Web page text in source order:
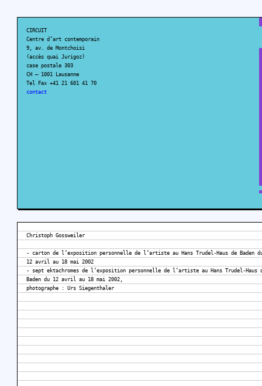
CIRCUIT
Centre d’art contemporain
9, av. de Montchoisi
(accès quai Jurigoz)
case postale 303
CH – 1001 Lausanne
Tel Fax +41 21 601 41 70
contact
Christoph Gossweiler
- carton de l’exposition personnelle de l’artiste au Hans Trudel-Haus de Baden
12 avril au 18 mai 2002
- sept ektachromes de l’exposition personnelle de l’artiste au Hans Trudel-Haus
Baden du 12 avril au 18 mai 2002,
photographe : Urs Siegenthaler